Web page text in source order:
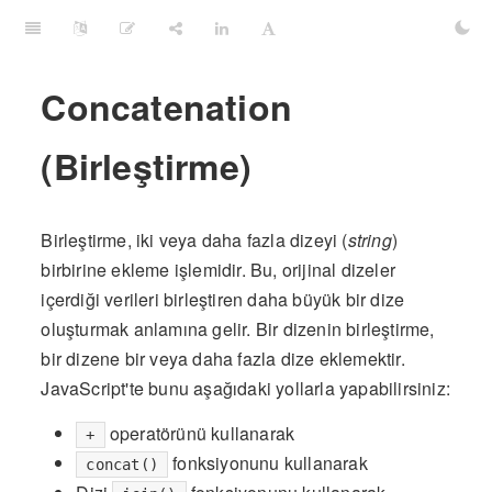
Concatenation
(Birleştirme)
Birleştirme, iki veya daha fazla dizeyi (string)
birbirine ekleme işlemidir. Bu, orijinal dizeler
içerdiği verileri birleştiren daha büyük bir dize
oluşturmak anlamına gelir. Bir dizenin birleştirme,
bir dizene bir veya daha fazla dize eklemektir.
JavaScript'te bunu aşağıdaki yollarla yapabilirsiniz:
+ operatörünü kullanarak
concat()
fonksiyonunu kullanarak